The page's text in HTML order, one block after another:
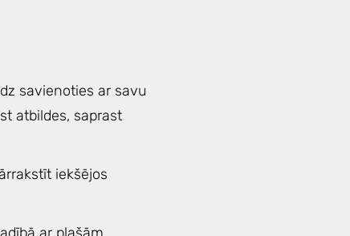
savienoties ar savu
atbildes, saprast
iekšējos